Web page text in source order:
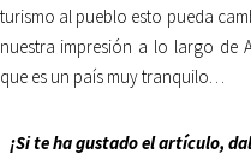
turismo al pueblo esto pueda
nuestra impresión a lo largo de
que es un país muy tranquilo…
¡Si te ha gustado el artículo,